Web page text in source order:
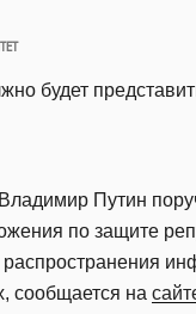
будет
Путин
по защите
распространения
сообщается на